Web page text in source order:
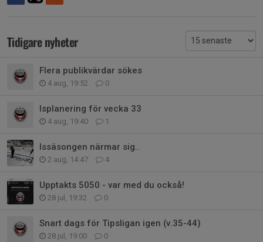
Tidigare nyheter
Flera publikvärdar sökes
4 aug, 19:52 0
Isplanering för vecka 33
4 aug, 19:40 1
Issäsongen närmar sig..
2 aug, 14:47 4
Upptakts 5050 - var med du också!
28 jul, 19:32 0
Snart dags för Tipsligan igen (v.35-44)
28 jul, 19:00 0